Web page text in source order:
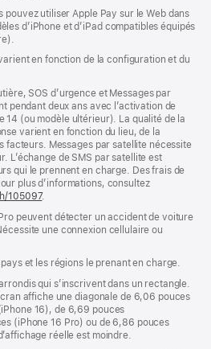
pouvez utiliser Apple Pay sur le Web dans
d’iPhone et d’iPad compatibles équipés
en fonction de la configuration et du
SOS d’urgence et Messages par
pendant deux ans avec l’activation de
14 (ou modèle ultérieur). La qualité de la
varient en fonction du lieu, de la
facteurs. Messages par satellite nécessite
L’échange de SMS par satellite est
qui le prennent en charge. Des frais de
plus d’informations, consultez
105097.
peuvent détecter un accident de voiture
une connexion cellulaire ou
et les régions le prenant en charge.
qui s’inscrivent dans un rectangle.
affiche une diagonale de 6,06 pouces
16), de 6,69 pouces
(iPhone 16 Pro) ou de 6,86 pouces
réelle est moindre.